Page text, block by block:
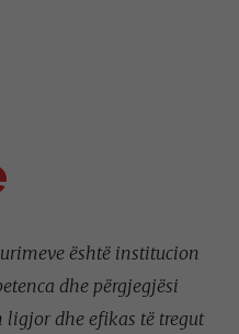
është institucion
dhe përgjegjësi
dhe efikas të tregut